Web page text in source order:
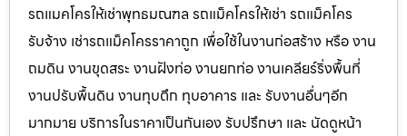
รถแมคโครให้เช่าพุทธมณฑล รถแม็คโครให้เช่า รถแม็คโคร
รับจ้าง เช่ารถแม็คโครราคาถูก เพื่อใช้ในงานก่อสร้าง หรือ งาน
ถมดิน งานขุดสระ งานฝังท่อ งานยกท่อ งานเคลียร์ริ่งพื้นที่
งานปรับพื้นดิน งานทุบตึก ทุบอาคาร และ รับงานอื่นๆอีก
มากมาย บริการในราคาเป็นกันเอง รับปรึกษา และ นัดดูหน้า